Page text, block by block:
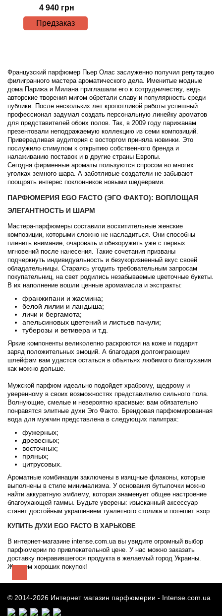
4 940 грн
Предзаказ
Французский парфюмер Пьер Олас заслуженно получил репутацию
филигранного мастера ароматического дела. Именитые модные
дома Парижа и Милана приглашали его к сотрудничеству, ведь
авторские творения мигом обретали славу и популярность среди
публики. После нескольких лет кропотливой работы успешный
профессионал задумал создать персональную линейку ароматов
для представителей обоих полов. Так, в 2009 году парижанам
презентовали неподражаемую коллекцию из семи композиций.
Привередливая аудитория с восторгом приняла новинки. Это
послужило стимулом к открытию собственного бренда и
налаживанию поставок и в другие страны Европы.
Сегодня фирменные ароматы пользуются спросом во многих
уголках земного шара. А заботливые создатели не забывают
поощрять интерес поклонников новыми шедеврами.
ПАРФЮМЕРИЯ EGO FACTO (ЭГО ФАКТО): ВОПЛОЩАЯ
ЭЛЕГАНТНОСТЬ И ШАРМ
Мастера-парфюмеры составили восхитительные женские
композиции, которыми сложно не насладиться. Они способны
пленить внимание, очаровать и обезоружить уже с первых
мгновений после нанесения. Такие сочетания призваны
подчеркнуть индивидуальность и безукоризненный вкус своей
обладательницы. Стараясь угодить требовательным запросам
покупательниц, на свет родились незабываемые цветочные букеты.
В их наполнение вошли ценные аромамасла и экстракты:
франжипани и жасмина;
белой лилии и ландыша;
личи и бергамота;
апельсиновых цветений и листьев пачули;
туберозы и ветивера и т.д.
Яркие компоненты великолепно раскроются на коже и подарят
заряд положительных эмоций. А благодаря долгоиграющим
шлейфам вам удастся остаться в объятьях любимого благоухания
как можно дольше.
Мужской парфюм идеально подойдет храброму, щедрому и
уверенному в своих возможностях представителю сильного пола.
Волнующие, смелые и невероятно красивые: вам обязательно
понравятся элитные духи Эго Факто. Брендовая парфюмированная
вода для мужчин представлена в следующих палитрах:
фужерных;
древесных;
восточных;
пряных;
цитрусовых.
Ароматные комбинации заключены в изящные флаконы, которые
выполнены в стиле минимализма. У основания бутылочки можно
найти аккуратную эмблему, которая знаменует общее настроение
благоухающей гаммы. Будьте уверены: изысканный аксессуар
станет достойным украшением туалетного столика и потешит взор.
КУПИТЬ ДУХИ EGO FACTO В ХАРЬКОВЕ
В интернет-магазине intense.com.ua вы увидите огромный выбор
парфюмерии по привлекательной цене. У нас можно заказать
доставку понравившегося продукта в желаемый город Украины.
Желаем хороших покупок!
© 2014-2026 Интернет магазин парфюмерии - Intense.com.ua